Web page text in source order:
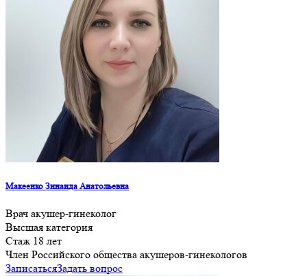
Макеенко Зинаида Анатольевна
Врач акушер-гинеколог
Высшая категория
Стаж 18 лет
Член Российского общества акушеров-гинекологов
ЗаписатьсяЗадать вопрос